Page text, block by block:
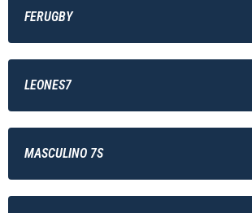
FERUGBY
LEONES7
MASCULINO 7S